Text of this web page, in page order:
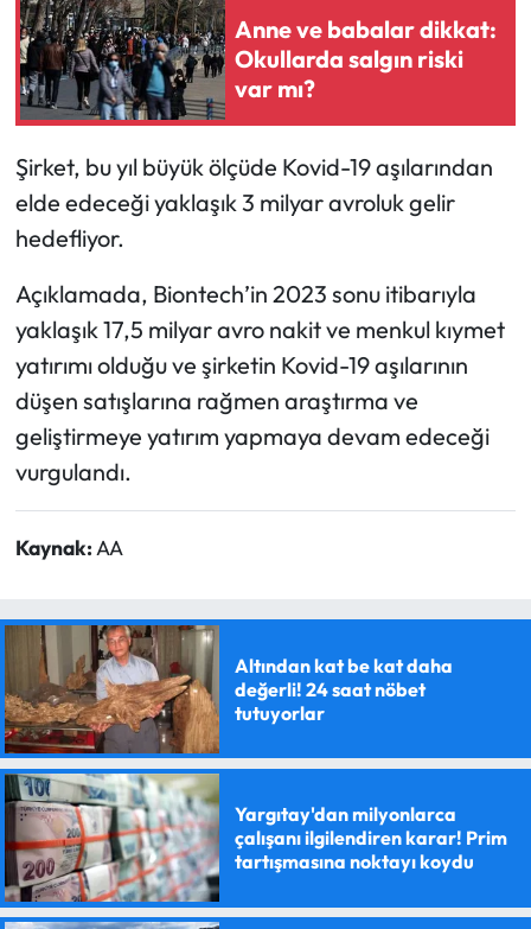
Anne ve babalar dikkat:
Okullarda salgın riski
var mı?
Şirket, bu yıl büyük ölçüde Kovid-19 aşılarından
elde edeceği yaklaşık 3 milyar avroluk gelir
hedefliyor.
Açıklamada, Biontech’in 2023 sonu itibarıyla
yaklaşık 17,5 milyar avro nakit ve menkul kıymet
yatırımı olduğu ve şirketin Kovid-19 aşılarının
düşen satışlarına rağmen araştırma ve
geliştirmeye yatırım yapmaya devam edeceği
vurgulandı.
Kaynak: AA
Altından kat be kat daha
değerli! 24 saat nöbet
tutuyorlar
Yargıtay'dan milyonlarca
çalışanı ilgilendiren karar! Prim
tartışmasına noktayı koydu